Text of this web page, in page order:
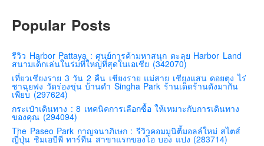
เนเธอร์แลนด์
สวิสเซอร์แลนด์
โปรตุเกส
สเปน
โครเอเชีย
สโลเวเนีย
Popular Posts
รีวิว Harbor Pattaya : ศูนย์การค้ามหาสนุก ตะลุย Harbor Land
สนามเด็กเล่นในร่มที่ใหญ่ที่สุดในเอเชีย (342070)
เที่ยวเชียงราย 3 วัน 2 คืน เชียงราย แม่สาย เชียงแสน ดอยตุง ไร่
ชาฉุยฟง วัดร่องขุ่น บ้านดำ Singha Park ร้านเด็ดร้านดังมากัน
เพียบ (297624)
กระเป๋าเดินทาง : 8 เทคนิคการเลือกซื้อ ให้เหมาะกับการเดินทาง
ของคุณ (294094)
The Paseo Park กาญจนาภิเษก : รีวิวคอมมูนิตี้มอลล์ใหม่ สไตส์
ญี่ปุ่น ชิมเอบีพี ทาร์ทีน สาขาแรกของโอ บอง แปง (283714)